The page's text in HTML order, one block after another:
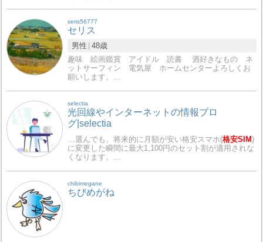
seris56777
セリス
男性 48歳
趣味 絵画鑑賞 アイドル 読書 酒好きなもの ネ
ットサーフィン 電気屋 ホームセンターよろしくお
願いします。…
selectia
光回線やインターネットの情報ブロ
グ|selectia
…選んでも、将来的に月額が安い格安スマホ(格安SIM)
に変更した瞬間に最大1,100円のセット割が適用されな
くなります。…
chibimegane
ちびめがね